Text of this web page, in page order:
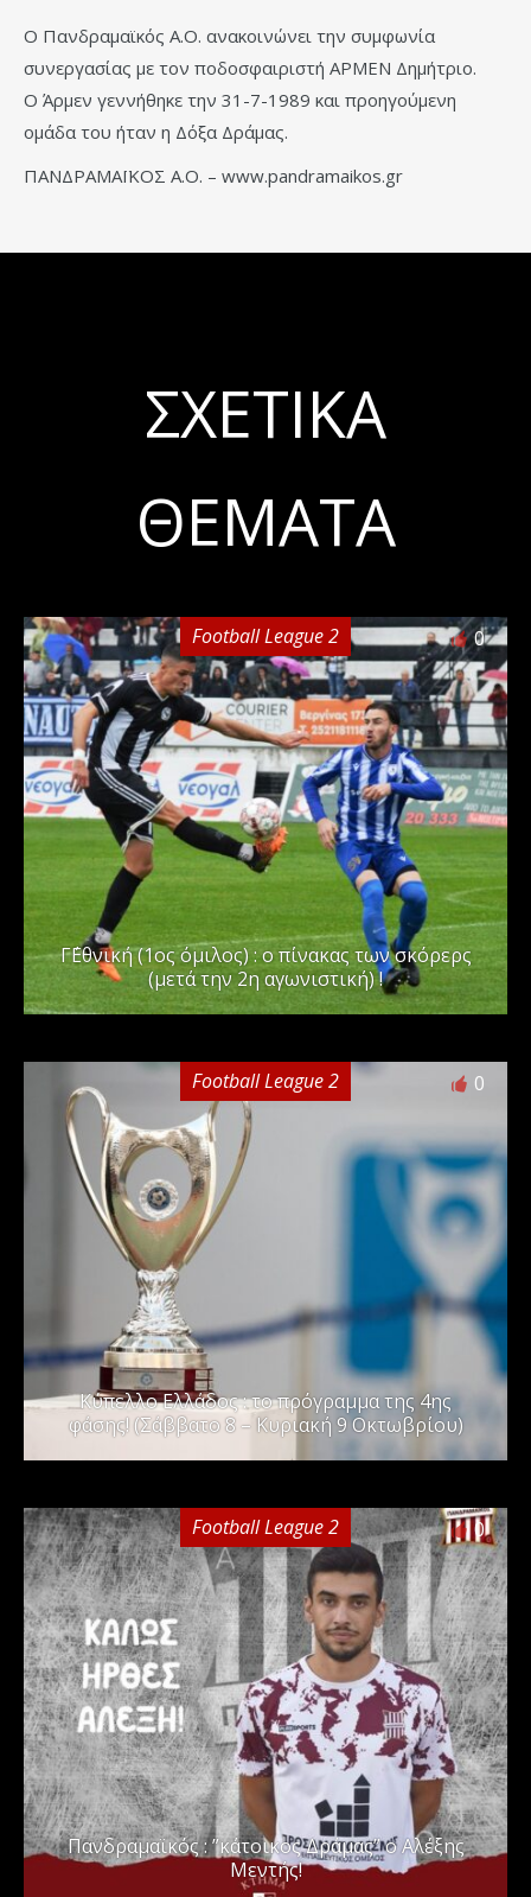
Ο Πανδραμαϊκός Α.Ο. ανακοινώνει την συμφωνία
συνεργασίας με τον ποδοσφαιριστή ΑΡΜΕΝ Δημήτριο.
Ο Άρμεν γεννήθηκε την 31-7-1989 και προηγούμενη
ομάδα του ήταν η Δόξα Δράμας.
ΠΑΝΔΡΑΜΑΪΚΟΣ Α.Ο. – www.pandramaikos.gr
ΣΧΕΤΙΚΆ
ΘΈΜΑΤΑ
Football League 2 0
Γ΄Εθνική (1ος όμιλος) : ο πίνακας των σκόρερς
(μετά την 2η αγωνιστική) !
Football League 2 0
Kύπελλο Ελλάδος : το πρόγραμμα της 4ης
φάσης! (Σάββατο 8 – Κυριακή 9 Οκτωβρίου)
Football League 2 0
Πανδραμαϊκός : ”κάτοικος Δράμας” ο Αλέξης
Μεντής!